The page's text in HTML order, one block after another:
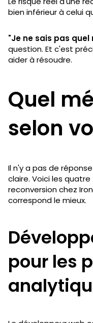
bien inférieur à celui
"Je ne sais pas
question. Et c'est
aider à résoudre.
Quel
selon
Il n'y a pas de
claire. Voici les
reconversion chez
correspond le mieux.
pour les